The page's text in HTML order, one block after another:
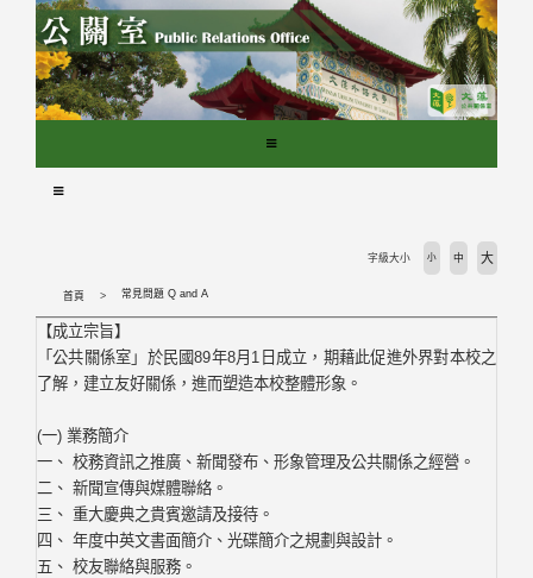
首頁 常見問題 Q and A
字級大小 小 中 大
【成立宗旨】
「公共關係室」於民國89年8月1日成立，期藉此促進外界對本校之
了解，建立友好關係，進而塑造本校整體形象。
(一) 業務簡介
一、 校務資訊之推廣、新聞發布、形象管理及公共關係之經營。
二、 新聞宣傳與媒體聯絡。
三、 重大慶典之貴賓邀請及接待。
四、 年度中英文書面簡介、光碟簡介之規劃與設計。
五、 校友聯絡與服務。